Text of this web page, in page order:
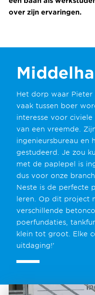
over zijn ervaringen.
Het dorp waar Pieter
vaak tussen boer
interesse voor
van een vreemde.
ingenieursbureau en
gestudeerd. Je zou
met de paplepel is
dus voor onze
Neste is de perfecte
leren. Op dit project
verschillende
poerfundaties,
klein tot groot. Elke
uitdaging!’